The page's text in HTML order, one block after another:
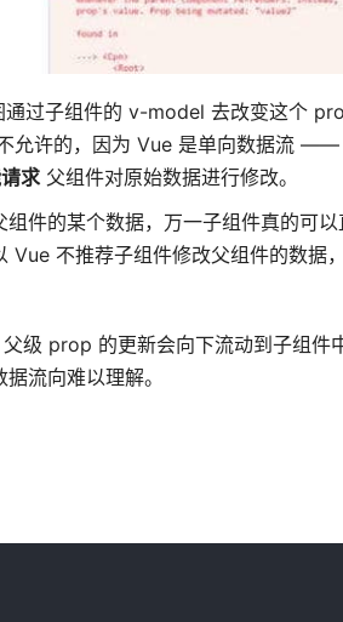
过子组件的 v-model 去改变这个
允许的，因为 Vue 是单向数据流 ——
求父组件对原始数据进行修改。
件的某个数据，万一子组件真的可
不推荐子组件修改父组件的数据
级 prop 的更新会向下流动到子组件
流向难以理解。